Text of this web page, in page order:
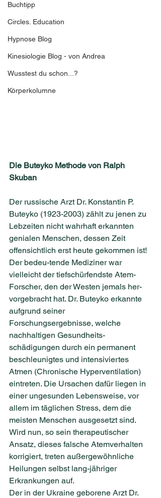
Buchtipp
Circles. Education
Hypnose Blog
Kinesiologie Blog - von Andrea
Wusstest du schon...?
Körperkolumne
Die Buteyko Methode von Ralph
Skuban
Der russische Arzt Dr. Konstantin P.
Buteyko (1923-2003) zählt zu jenen zu
Lebzeiten nicht wahrhaft erkannten
genialen Menschen, dessen Zeit
offensichtlich erst heute gekommen ist!
Der bedeu-tende Mediziner war
vielleicht der tiefschürfendste Atem-
Forscher, den der Westen jemals her-
vorgebracht hat. Dr. Buteyko erkannte
aufgrund seiner
Forschungsergebnisse, welche
nachhaltigen Gesundheits-
schädigungen durch ein permanent
beschleunigtes und intensiviertes
Atmen (Chronische Hyperventilation)
eintreten. Die Ursachen dafür liegen in
einer ungesunden Lebensweise, vor
allem im täglichen Stress, dem die
meisten Menschen ausgesetzt sind.
Wird nun, so sein therapeutischer
Ansatz, dieses falsche Atemverhalten
korrigiert, treten außergewöhnliche
Heilungen selbst lang-jähriger
Erkrankungen auf.
Der in der Ukraine geborene Arzt Dr.